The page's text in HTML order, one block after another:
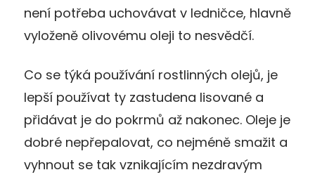
není potřeba uchovávat v ledničce, hlavně
vyloženě olivovému oleji to nesvědčí.
Co se týká používání rostlinných olejů, je
lepší používat ty zastudena lisované a
přidávat je do pokrmů až nakonec. Oleje je
dobré nepřepalovat, co nejméně smažit a
vyhnout se tak vznikajícím nezdravým